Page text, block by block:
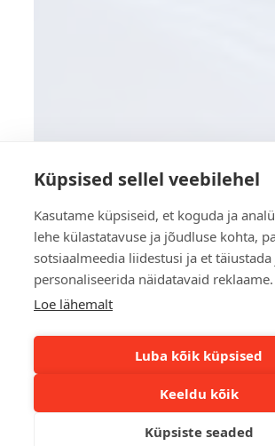
Küpsised sellel veebilehel
Kasutame küpsiseid, et koguda ja
lehe külastatavuse ja jõudluse kohta,
sotsiaalmeedia liidestusi ja et täiustada
personaliseerida näidatavaid reklaame.
Loe lähemalt
Luba kõik küpsised
Keeldu kõik
Küpsiste seaded